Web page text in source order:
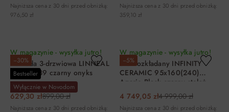
Najniższa cena z 30 dni przed obniżką:
976,50 zł
Najniższa cena z 30 dni przed obniżką:
359,10 zł
−30%
Bestseller
Wyłącznie w Novodom
W magazynie - wysyłka jutro!
Komoda 3-drzwiowa LINNEAL
46 92x139 czarny onyks
629,30 zł899,00 zł
Najniższa cena z 30 dni przed obniżką:
−5%
W magazynie - wysyłka jutro!
Stół rozkładany INFINITY
CERAMIC 95x160(240)
Azario Black czarny stelaż
czarny Signal
4 749,05 zł4 999,00 zł
Najniższa cena z 30 dni przed obniżką: